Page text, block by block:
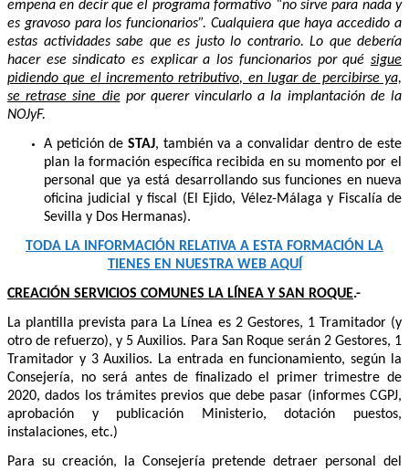
empeña en decir que el programa formativo “no sirve para nada y
es gravoso para los funcionarios”. Cualquiera que haya accedido a
estas actividades sabe que es justo lo contrario. Lo que debería
hacer ese sindicato es explicar a los funcionarios por qué sigue
pidiendo que el incremento retributivo, en lugar de percibirse ya,
se retrase sine diepor querer vincularlo a la implantación de la
NOJyF.
A petición de STAJ, también va a convalidar dentro de este
plan la formación específica recibida en su momento por el
personal que ya está desarrollando sus funciones en nueva
oficina judicial y fiscal (El Ejido, Vélez-Málaga y Fiscalía de
Sevilla y Dos Hermanas).
TODA LA INFORMACIÓN RELATIVA A ESTA FORMACIÓN LA
TIENES EN NUESTRA WEB AQUÍ
CREACIÓN SERVICIOS COMUNES LA LÍNEA Y SAN ROQUE.-
La plantilla prevista para La Línea es 2 Gestores, 1 Tramitador (y
otro de refuerzo), y 5 Auxilios. Para San Roque serán 2 Gestores, 1
Tramitador y 3 Auxilios. La entrada en funcionamiento, según la
Consejería, no será antes de finalizado el primer trimestre de
2020, dados los trámites previos que debe pasar (informes CGPJ,
aprobación y publicación Ministerio, dotación puestos,
instalaciones, etc.)
Para su creación, la Consejería pretende detraer personal del